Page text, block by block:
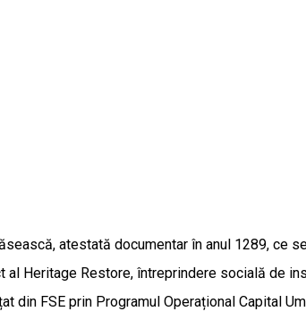
atestată documentar în anul 1289, ce
Heritage Restore, întreprindere socială de
FSE prin Programul Operațional Capital